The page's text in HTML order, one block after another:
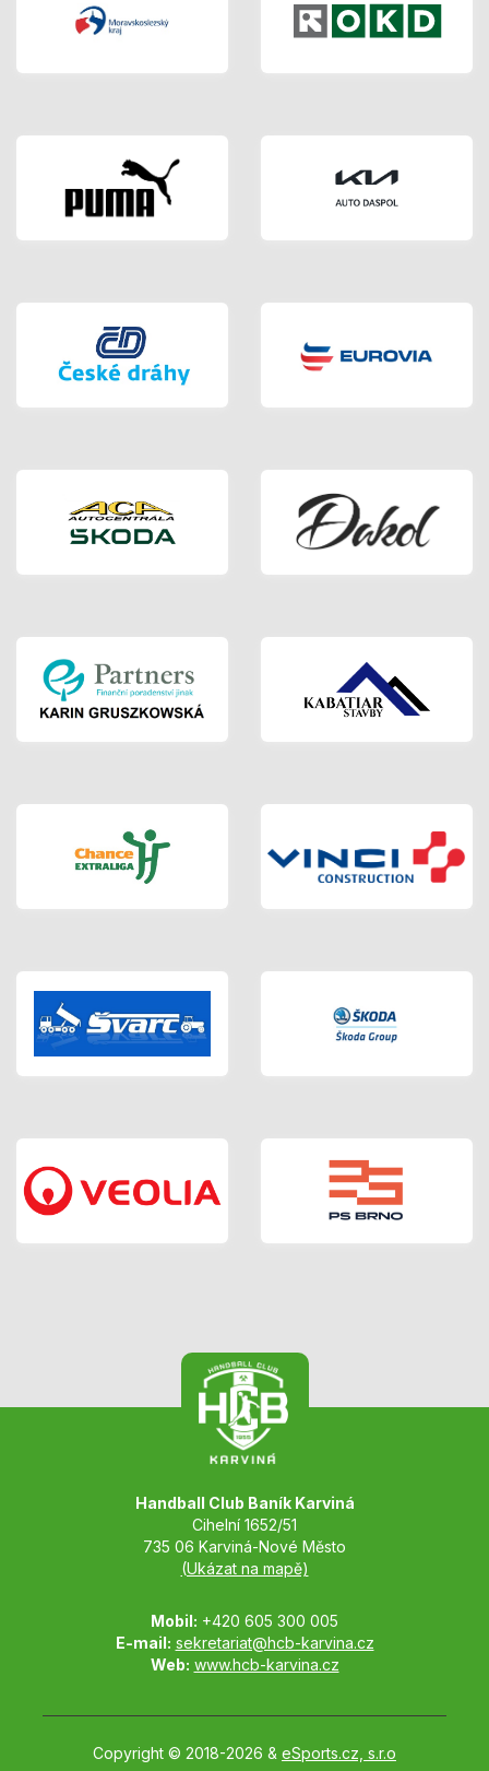
Handball Club Baník Karviná
Cihelní 1652/51
735 06 Karviná-Nové Město
(Ukázat na mapě)
Mobil: +420 605 300 005
E-mail: sekretariat@hcb-karvina.cz
Web: www.hcb-karvina.cz
Copyright © 2018-2026 & eSports.cz, s.r.o